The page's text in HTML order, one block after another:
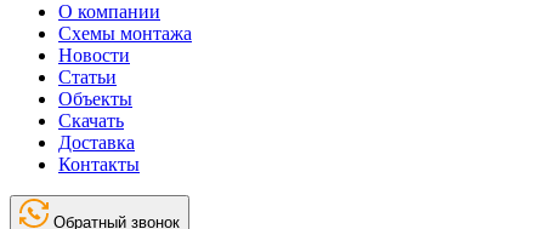
О компании
Схемы монтажа
Новости
Статьи
Объекты
Скачать
Доставка
Контакты
Обратный звонок